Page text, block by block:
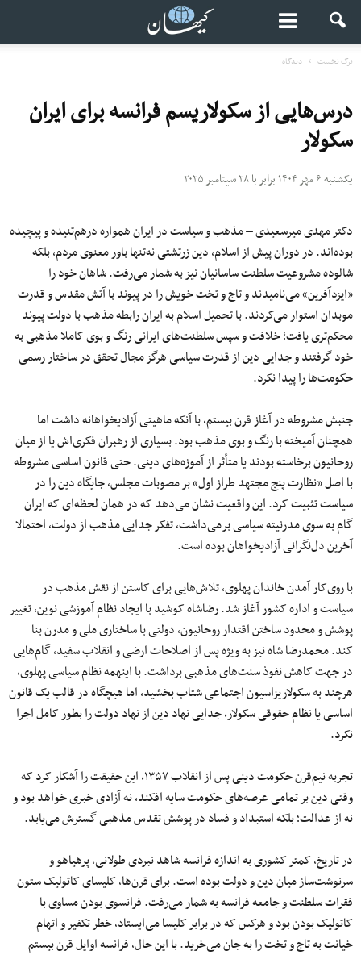
برگ نخست دیدگاه
درس‌هایی از سکولاریسم فرانسه برای ایران
سکولار
یکشنبه ۶ مهر ۱۴۰۴ برابر با ۲۸ سپتامبر ۲۰۲۵
دکتر مهدی میرسعیدی – مذهب و سیاست در ایران همواره درهم‌تنیده و پیچیده
بوده‌اند. در دوران پیش از اسلام، دین زرتشتی نه‌تنها باور معنوی مردم، بلکه
شالوده مشروعیت سلطنت ساسانیان نیز به‌ شمار می‌رفت. شاهان خود را
«ایزدآفرین» می‌نامیدند و تاج‌ و تخت خویش را در پیوند با آتش مقدس و قدرت
موبدان استوار می‌کردند. با تحمیل اسلام به ایران رابطه مذهب با دولت پیوند
محکم‌تری یافت؛ خلافت و سپس سلطنت‌های ایرانی رنگ و بوی کاملا مذهبی به
خود گرفتند و جدایی دین از قدرت سیاسی هرگز مجال تحقق در ساختار رسمی
حکومت‌ها را پیدا نکرد.
جنبش مشروطه در آغاز قرن بیستم، با آنکه ماهیتی آزادیخواهانه داشت اما
همچنان آمیخته با رنگ و بوی مذهب بود. بسیاری از رهبران فکری‌اش یا از میان
روحانیون برخاسته بودند یا متأثر از آموزه‌های دینی. حتی قانون اساسی مشروطه
با اصل «نظارت پنج مجتهد طراز اول» بر مصوبات مجلس، جایگاه دین را در
سیاست تثبیت کرد. این واقعیت نشان می‌دهد که در همان لحظه‌ای که ایران
گام به‌ سوی مدرنیته سیاسی برمی‌داشت، تفکر جدایی مذهب از دولت، احتمالا
آخرین دل‌نگرانی آزادیخواهان بوده است.
با روی‌کار آمدن خاندان پهلوی، تلاش‌هایی برای کاستن از نقش مذهب در
سیاست و اداره کشور آغاز شد. رضاشاه کوشید با ایجاد نظام آموزشی نوین، تغییر
پوشش و محدود ساختن اقتدار روحانیون، دولتی با ساختاری ملی و مدرن بنا
کند. محمدرضا شاه نیز به‌ ویژه پس از اصلاحات ارضی و انقلاب سفید، گام‌هایی
در جهت کاهش نفوذ سنت‌های مذهبی برداشت. با اینهمه نظام سیاسی پهلوی،
هرچند به سکولاریزاسیون اجتماعی شتاب بخشید، اما هیچگاه در قالب یک قانون
اساسی یا نظام حقوقی سکولار، جدایی نهاد دین از نهاد دولت را بطور کامل اجرا
نکرد.
تجربه نیم‌قرن حکومت دینی پس از انقلاب ۱۳۵۷، این حقیقت را آشکار کرد که
وقتی دین بر تمامی عرصه‌های حکومت سایه افکند، نه آزادی خبری خواهد بود و
نه از عدالت؛ بلکه استبداد و فساد در پوشش تقدس مذهبی گسترش می‌یابد.
در تاریخ، کمتر کشوری به‌ اندازه فرانسه شاهد نبردی طولانی، پرهیاهو و
سرنوشت‌ساز میان دین و دولت بوده است. برای قرن‌ها، کلیسای کاتولیک ستون
فقرات سلطنت و جامعه فرانسه به‌ شمار می‌رفت. فرانسوی بودن مساوی با
کاتولیک بودن بود و هرکس که در برابر کلیسا می‌ایستاد، خطر تکفیر و اتهام
خیانت به تاج‌ و تخت را به جان می‌خرید. با این‌ حال، فرانسه اوایل قرن بیستم